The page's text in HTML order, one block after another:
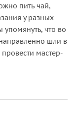
пить чай,
у разных
что во
шли в
мастер-